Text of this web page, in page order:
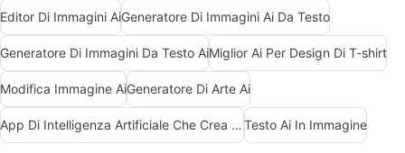
Editor Di Immagini AiGeneratore Di Immagini Ai Da Testo
Generatore Di Immagini Da Testo AiMiglior Ai Per Design Di T-shirt
Modifica Immagine AiGeneratore Di Arte Ai
App Di Intelligenza Artificiale Che Crea ImmaginiTesto Ai In Immagine